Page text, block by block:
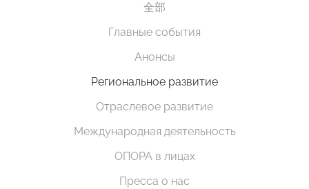
全部
Главные события
Анонсы
Региональное развитие
Отраслевое развитие
Международная деятельность
ОПОРА в лицах
Пресса о нас